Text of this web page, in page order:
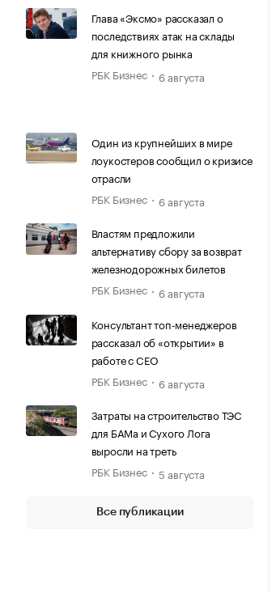
Глава «Эксмо» рассказал о
последствиях атак на склады
для книжного рынка
РБК Бизнес
6 августа
Один из крупнейших в мире
лоукостеров сообщил о кризисе
отрасли
РБК Бизнес
6 августа
Властям предложили
альтернативу сбору за возврат
железнодорожных билетов
РБК Бизнес
6 августа
Консультант топ-менеджеров
рассказал об «открытии» в
работе с CEO
РБК Бизнес
6 августа
Затраты на строительство ТЭС
для БАМа и Сухого Лога
выросли на треть
РБК Бизнес
5 августа
Все публикации